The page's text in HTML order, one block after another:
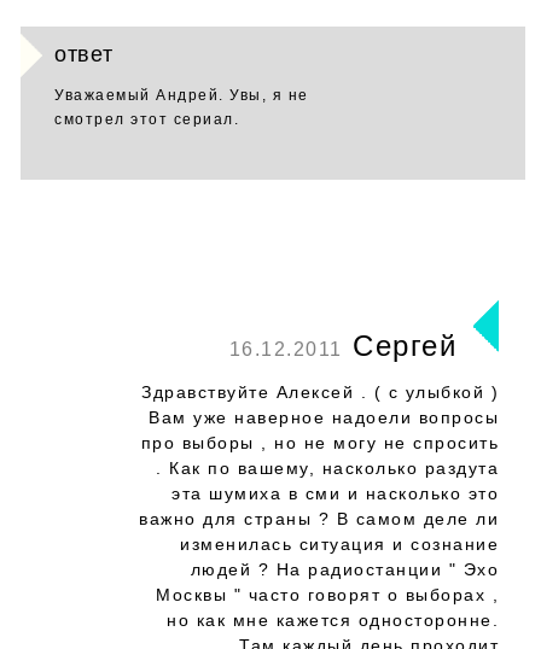
ответ
Уважаемый Андрей. Увы, я не
смотрел этот сериал.
16.12.2011 Сергей
Здравствуйте Алексей . ( с улыбкой )
Вам уже наверное надоели вопросы
про выборы , но не могу не спросить
. Как по вашему, насколько раздута
эта шумиха в сми и насколько это
важно для страны ? В самом деле ли
изменилась ситуация и сознание
людей ? На радиостанции " Эхо
Москвы " часто говорят о выборах ,
но как мне кажется односторонне.